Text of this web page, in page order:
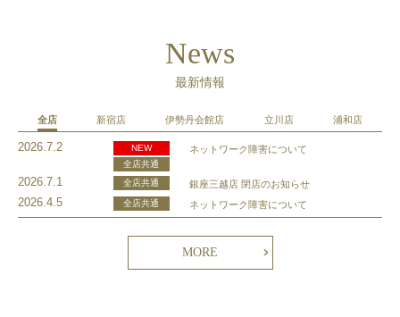
News
最新情報
全店 新宿店 伊勢丹会館店 立川店 浦和店
2026.7.2
NEW
全店共通
ネットワーク障害について
2026.7.1 全店共通 銀座三越店 閉店のお知らせ
2026.4.5 全店共通 ネットワーク障害について
MORE